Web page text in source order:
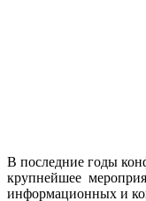
В последние годы
крупнейшее
информационных и